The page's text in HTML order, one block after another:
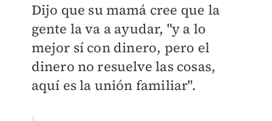
Dijo que su mamá cree que la
gente la va a ayudar, "y a lo
mejor sí con dinero, pero el
dinero no resuelve las cosas,
aquí es la unión familiar".